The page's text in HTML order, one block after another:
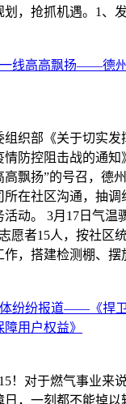
，抢抓机遇。1、发
线高高飘扬——德
织部《关于切实发
防控阻击战的通知
飘扬”的号召，德
所在社区沟通，抽调
动。 3月17日气温
愿者15人，按社区
作，搭建检测棚、摆
纷纷报道——《捍
用户权益》
！对于燃气事业来
，一刻都不能掉以